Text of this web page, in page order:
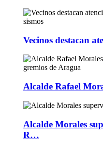
Vecinos destacan
Alcalde Rafael
Alcalde Morales
R…